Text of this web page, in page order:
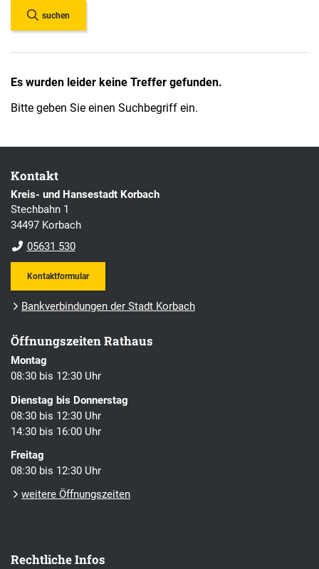
suchen
Es wurden leider keine Treffer gefunden.
Bitte geben Sie einen Suchbegriff ein.
Kontakt
Kreis- und Hansestadt Korbach
Stechbahn 1
34497 Korbach
05631 530
Kontaktformular
Bankverbindungen der Stadt Korbach
Öffnungszeiten Rathaus
Montag
08:30 bis 12:30 Uhr
Dienstag bis Donnerstag
08:30 bis 12:30 Uhr
14:30 bis 16:00 Uhr
Freitag
08:30 bis 12:30 Uhr
weitere Öffnungszeiten
Rechtliche Infos